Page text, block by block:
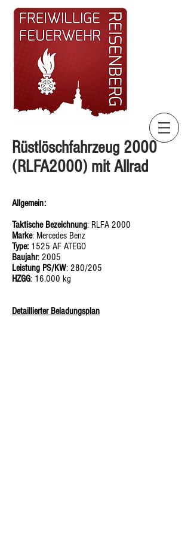
Rüstlöschfahrzeug 2000
(RLFA2000) mit Allrad
Allgemein:
Taktische Bezeichnung: RLFA 2000
Marke: Mercedes Benz
Type: 1525 AF ATEGO
Baujahr: 2005
Leistung PS/KW: 280/205
HZGG: 16.000 kg
Detaillierter Beladungsplan